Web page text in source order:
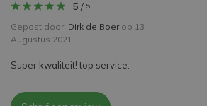
5 / 5
Gepost door: Dirk de Boerop 13
Augustus 2021
Super kwaliteit! top service.